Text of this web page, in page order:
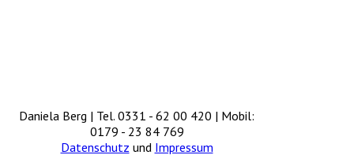
Daniela Berg | Tel. 0331 - 62 00 420 | Mobil:
0179 - 23 84 769
Datenschutz und Impressum